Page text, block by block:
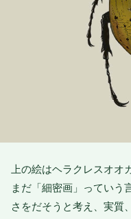
上の絵はヘラクレスオオ
まだ「細密画」っていう
さをだそうと考え、実質